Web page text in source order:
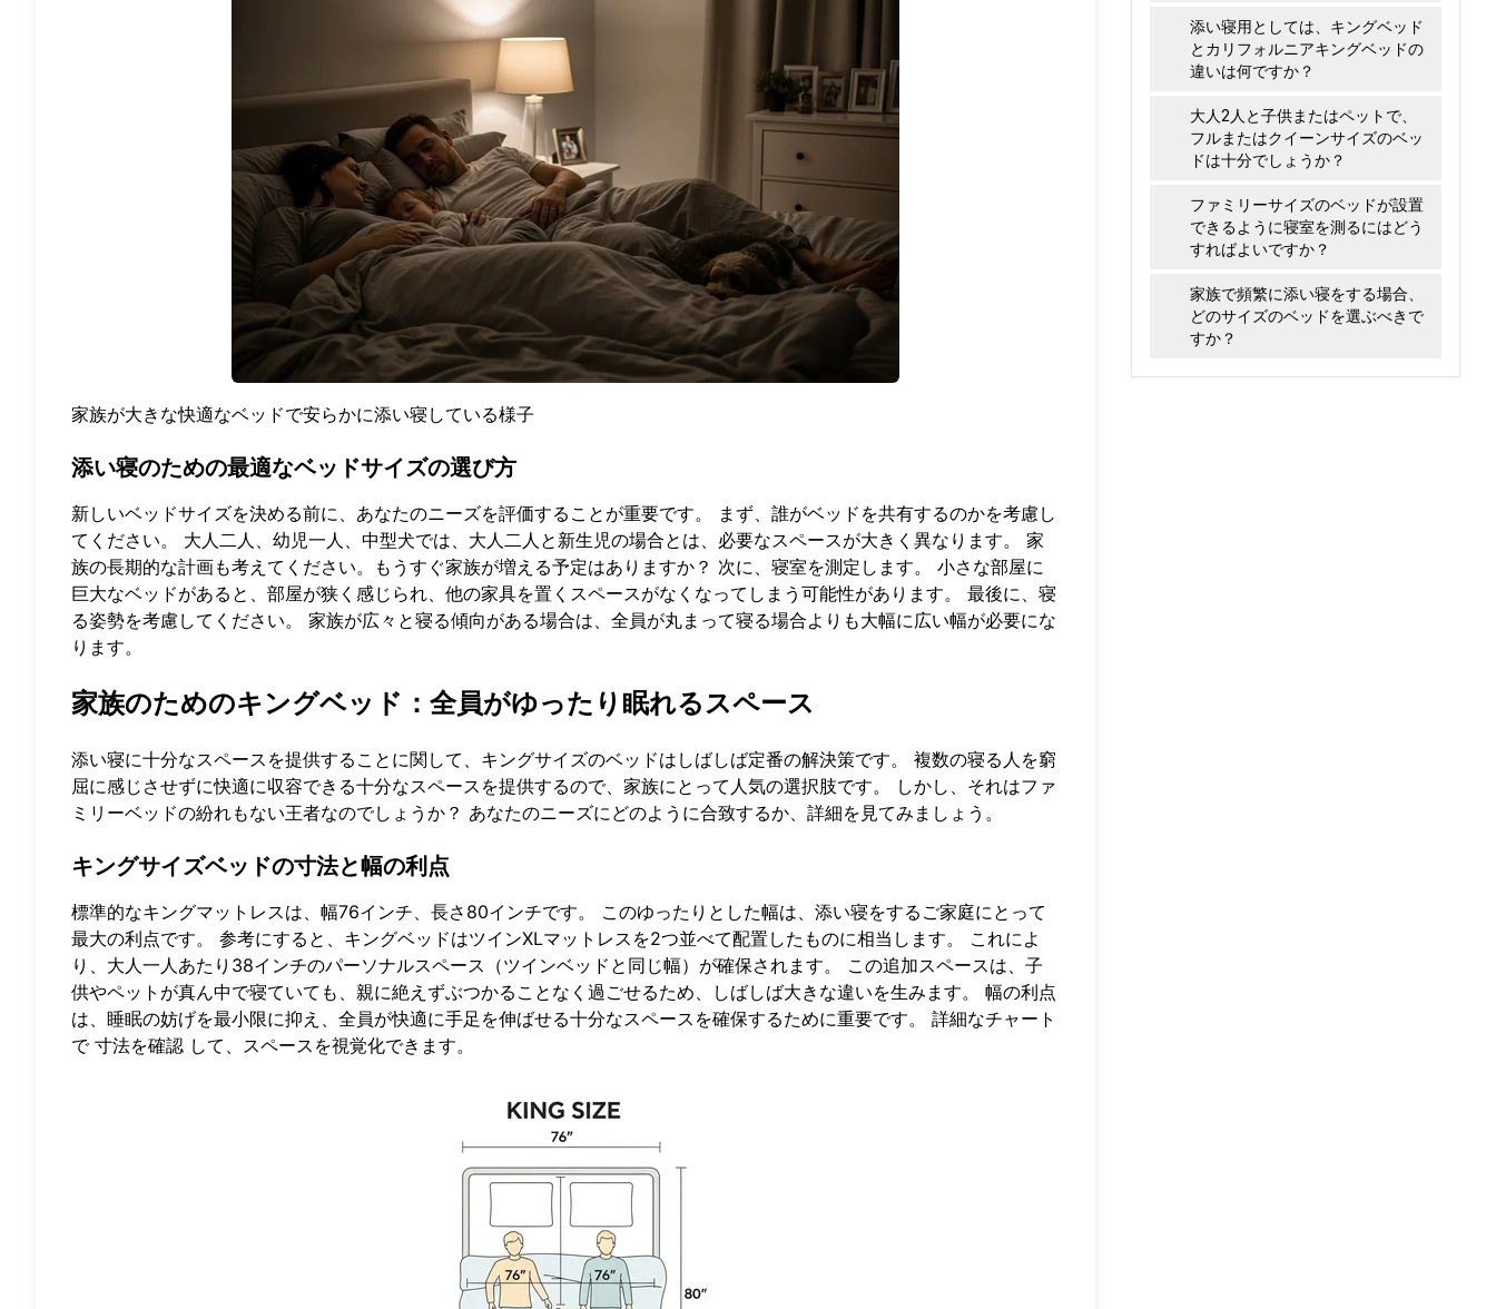
家族が大きな快適なベッドで安らかに添い寝している様子
添い寝のための最適なベッドサイズの選び方
新しいベッドサイズを決める前に、あなたのニーズを評価することが重要です。 まず、誰がベッドを共有するのかを考慮し
てください。 大人二人、幼児一人、中型犬では、大人二人と新生児の場合とは、必要なスペースが大きく異なります。 家
族の長期的な計画も考えてください。もうすぐ家族が増える予定はありますか？ 次に、寝室を測定します。 小さな部屋に
巨大なベッドがあると、部屋が狭く感じられ、他の家具を置くスペースがなくなってしまう可能性があります。 最後に、寝
る姿勢を考慮してください。 家族が広々と寝る傾向がある場合は、全員が丸まって寝る場合よりも大幅に広い幅が必要にな
ります。
家族のためのキングベッド：全員がゆったり眠れるスペース
添い寝に十分なスペースを提供することに関して、キングサイズのベッドはしばしば定番の解決策です。 複数の寝る人を窮
屈に感じさせずに快適に収容できる十分なスペースを提供するので、家族にとって人気の選択肢です。 しかし、それはファ
ミリーベッドの紛れもない王者なのでしょうか？ あなたのニーズにどのように合致するか、詳細を見てみましょう。
キングサイズベッドの寸法と幅の利点
標準的なキングマットレスは、幅76インチ、長さ80インチです。 このゆったりとした幅は、添い寝をするご家庭にとって
最大の利点です。 参考にすると、キングベッドはツインXLマットレスを2つ並べて配置したものに相当します。 これによ
り、大人一人あたり38インチのパーソナルスペース（ツインベッドと同じ幅）が確保されます。 この追加スペースは、子
供やペットが真ん中で寝ていても、親に絶えずぶつかることなく過ごせるため、しばしば大きな違いを生みます。 幅の利点
は、睡眠の妨げを最小限に抑え、全員が快適に手足を伸ばせる十分なスペースを確保するために重要です。 詳細なチャート
で 寸法を確認 して、スペースを視覚化できます。
添い寝用としては、キングベッド
とカリフォルニアキングベッドの
違いは何ですか？
大人2人と子供またはペットで、
フルまたはクイーンサイズのベッ
ドは十分でしょうか？
ファミリーサイズのベッドが設置
できるように寝室を測るにはどう
すればよいですか？
家族で頻繁に添い寝をする場合、
どのサイズのベッドを選ぶべきで
すか？